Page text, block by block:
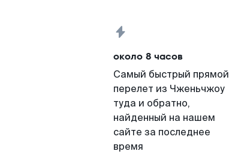
около 8 часов
Самый быстрый прямой
перелет из Чженьчжоу
туда и обратно,
найденный на нашем
сайте за последнее
время